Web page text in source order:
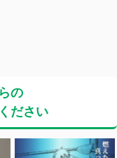
の
ださい